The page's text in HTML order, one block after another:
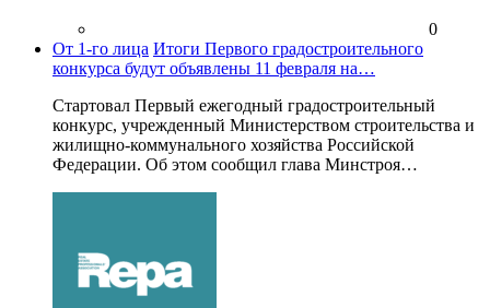
0
От 1-го лица Итоги Первого градостроительного
конкурса будут объявлены 11 февраля на…
Стартовал Первый ежегодный градостроительный
конкурс, учрежденный Министерством строительства и
жилищно-коммунального хозяйства Российской
Федерации. Об этом сообщил глава Минстроя…